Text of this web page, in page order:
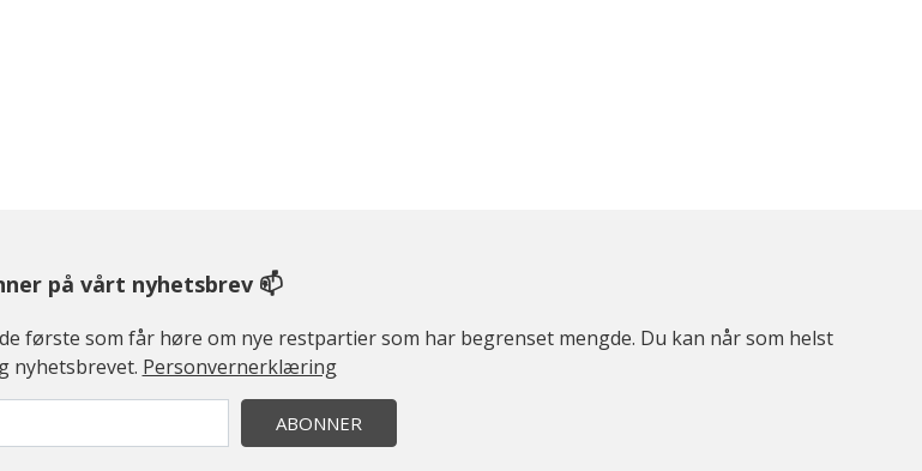
på vårt nyhetsbrev 📫
første som får høre om nye restpartier som har begrenset mengde. Du kan når som helst
nyhetsbrevet. Personvernerklæring
ABONNER